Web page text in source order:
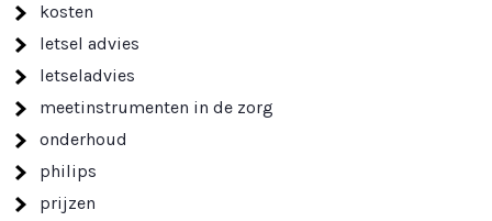
kosten
letsel advies
letseladvies
meetinstrumenten in de zorg
onderhoud
philips
prijzen